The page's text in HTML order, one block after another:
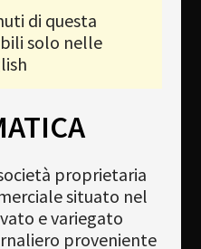
di questa
solo nelle
proprietaria
situato nel
e variegato
proveniente